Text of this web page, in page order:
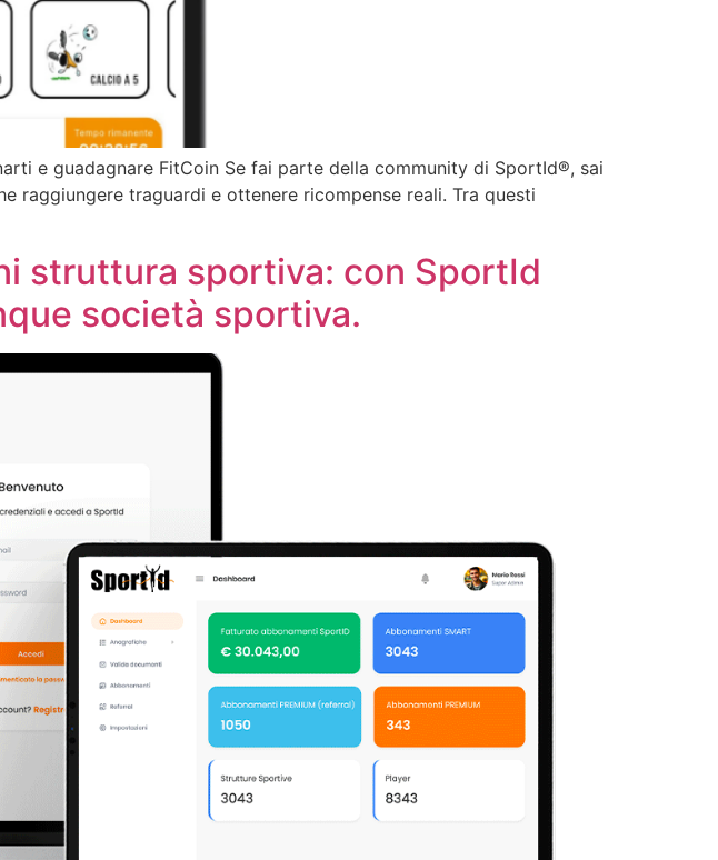
e guadagnare FitCoin Se fai parte della community di SportId®, sai
raggiungere traguardi e ottenere ricompense reali. Tra questi
struttura sportiva: con SportId
società sportiva.